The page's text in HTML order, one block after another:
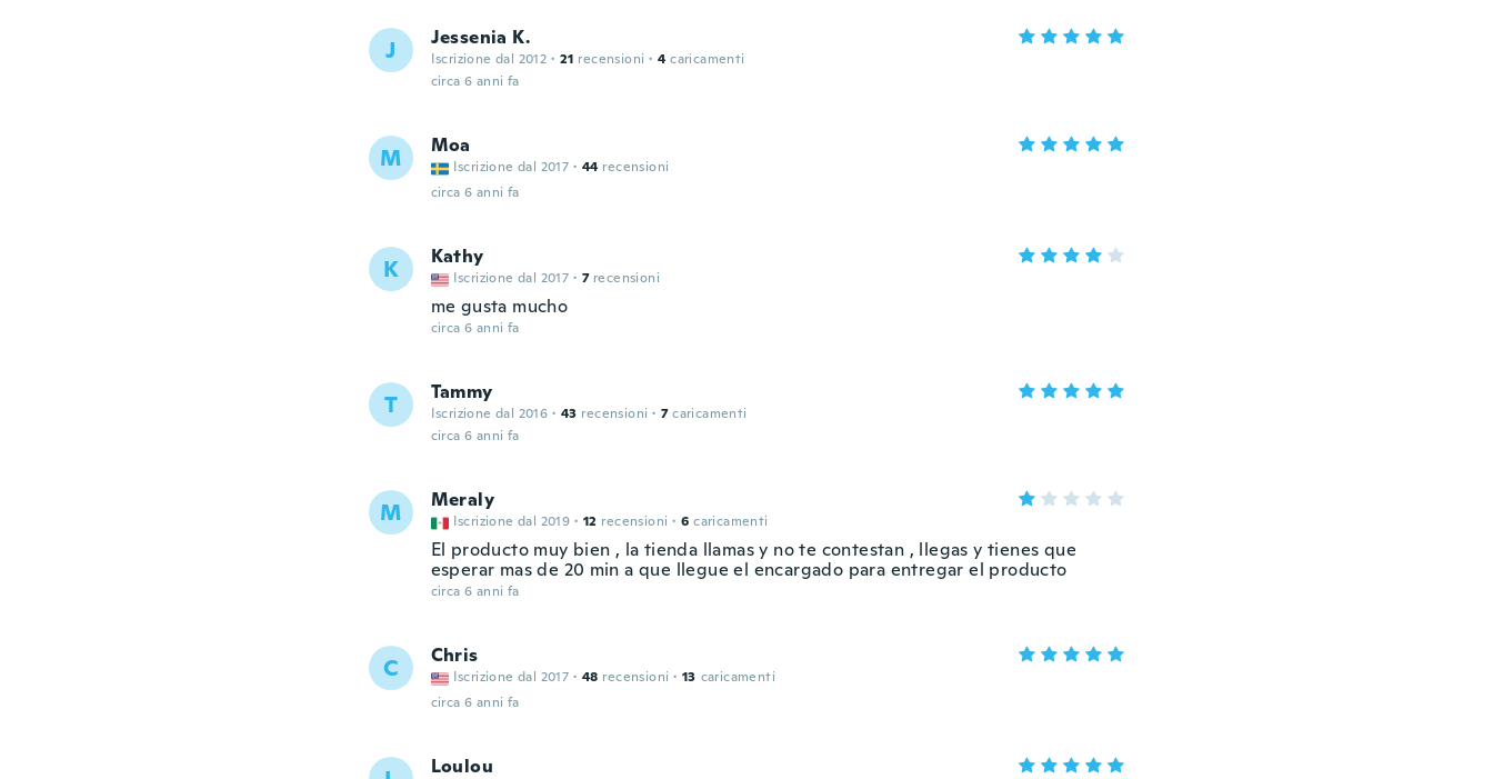
J Jessenia K.
Iscrizione dal 2012 · 21 recensioni · 4 caricamenti
circa 6 anni fa
M Moa
Iscrizione dal 2017 · 44 recensioni
circa 6 anni fa
K Kathy
Iscrizione dal 2017 · 7 recensioni
me gusta mucho
circa 6 anni fa
T Tammy
Iscrizione dal 2016 · 43 recensioni · 7 caricamenti
circa 6 anni fa
M Meraly
Iscrizione dal 2019 · 12 recensioni · 6 caricamenti
El producto muy bien , la tienda llamas y no te contestan , llegas y tienes que
esperar mas de 20 min a que llegue el encargado para entregar el producto
circa 6 anni fa
C Chris
Iscrizione dal 2017 · 48 recensioni · 13 caricamenti
circa 6 anni fa
Loulou